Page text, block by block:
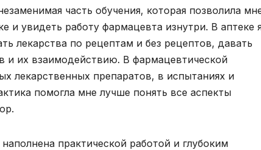
часть обучения, которая позволила
и увидеть работу фармацевта изнутри. В аптеке
лекарства по рецептам и без рецептов, давать
и их взаимодействию. В фармацевтической
лекарственных препаратов, в испытаниях и
помогла мне лучше понять все аспекты
практической работой и глубоким